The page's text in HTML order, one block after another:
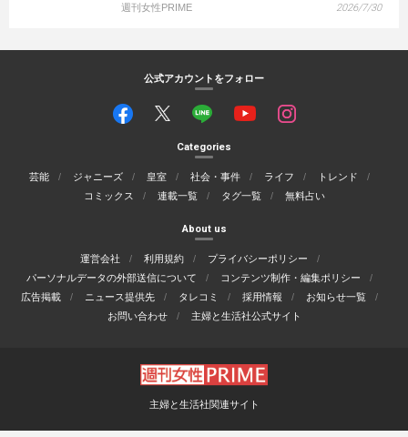
週刊女性PRIME 2026/7/30
公式アカウントをフォロー
Categories
芸能 ジャニーズ 皇室 社会・事件 ライフ
トレンド
コミックス
連載一覧 タグ一覧 無料占い
About us
運営会社 利用規約
プライバシーポリシー
パーソナルデータの外部送信について
コンテンツ制作・編集ポリシー
広告掲載
ニュース提供先 タレコミ 採用情報
お知らせ一覧
お問い合わせ
主婦と生活社公式サイト
主婦と生活社関連サイト